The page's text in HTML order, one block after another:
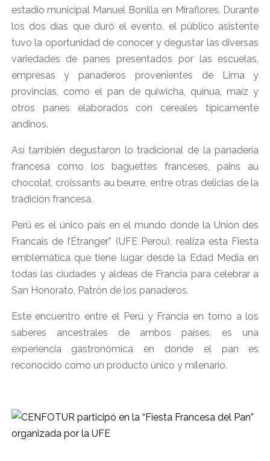
estadio municipal Manuel Bonilla en Miraflores. Durante
los dos días que duró el evento, el público asistente
tuvo la oportunidad de conocer y degustar las diversas
variedades de panes presentados por las escuelas,
empresas y panaderos provenientes de Lima y
provincias, como el pan de quiwicha, quinua, maíz y
otros panes elaborados con cereales típicamente
andinos.
Así también degustaron lo tradicional de la panadería
francesa como los baguettes franceses, pains au
chocolat, croissants au beurre, entre otras delicias de la
tradición francesa.
Perú es el único país en el mundo donde la Union des
Francais de I’Étranger” (UFE Perou), realiza esta Fiesta
emblemática que tiene lugar desde la Edad Media en
todas las ciudades y aldeas de Francia para celebrar a
San Honorato, Patrón de los panaderos.
Este encuentro entre el Perú y Francia en torno a los
saberes ancestrales de ambos países, es una
experiencia gastronómica en donde el pan es
reconocido como un producto único y milenario.